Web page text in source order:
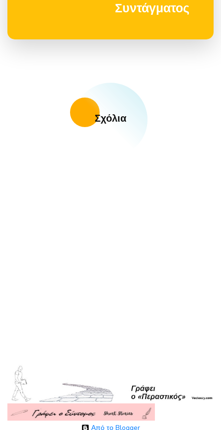
Συντάγματος
Σχόλια
Από το Blogger